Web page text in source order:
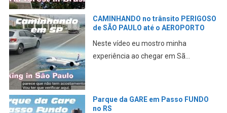
CAMINHANDO no trânsito PERIGOSO
de SÃO PAULO até o AEROPORTO
Neste vídeo eu mostro minha
experiência ao chegar em Sã...
Parque da GARE em Passo FUNDO
no RS